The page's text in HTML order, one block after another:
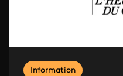
Information